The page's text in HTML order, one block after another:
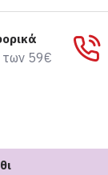
των 59€